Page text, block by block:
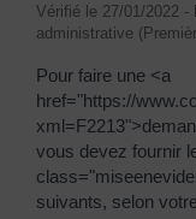
Vérifié le 27/01/2022 -
administrative
Pour faire une <a
href="https://
vous devez fournir
suivants, selon